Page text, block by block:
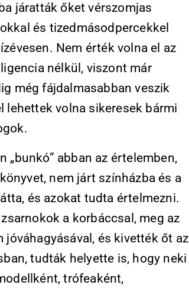
járatták őket vérszomjas
és tizedmásodpercekkel
Nem érték volna el az
nélkül, viszont már
még fájdalmasabban veszik
lehettek volna sikeresek bármi
abban az értelemben,
nem járt színházba és a
és azokat tudta értelmezni.
a korbáccsal, meg az
és kivették őt az
tudták helyette is, hogy neki
trófeaként,